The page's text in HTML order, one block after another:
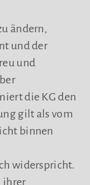
ändern,
und der
und
die KG den
gilt als vom
binnen
widerspricht.
ihrer